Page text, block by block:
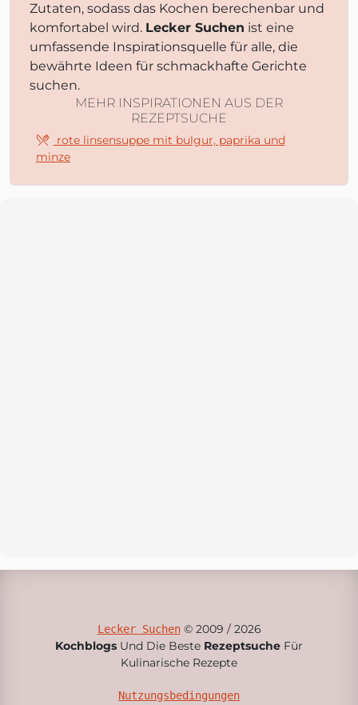
Zutaten, sodass das Kochen berechenbar und
komfortabel wird. Lecker Suchen ist eine
umfassende Inspirationsquelle für alle, die
bewährte Ideen für schmackhafte Gerichte
suchen.
MEHR INSPIRATIONEN AUS DER
REZEPTSUCHE
rote linsensuppe mit bulgur, paprika und
minze
Lecker Suchen© 2009 / 2026
Kochblogs Und Die Beste Rezeptsuche Für
Kulinarische Rezepte
Nutzungsbedingungen